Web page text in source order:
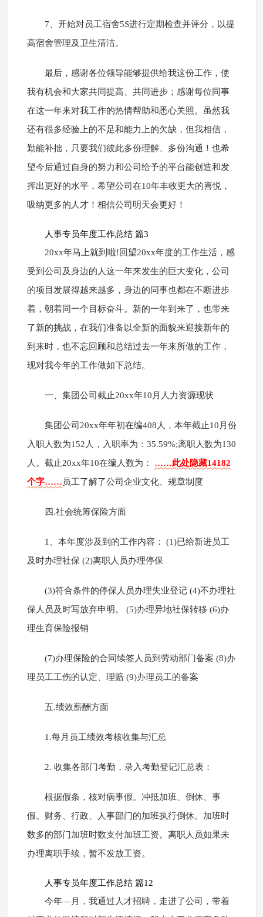
7、开始对员工宿舍5S进行定期检查并评分，以提
高宿舍管理及卫生清洁。
最后，感谢各位领导能够提供给我这份工作，使
我有机会和大家共同提高、共同进步；感谢每位同事
在这一年来对我工作的热情帮助和悉心关照。虽然我
还有很多经验上的不足和能力上的欠缺，但我相信，
勤能补拙，只要我们彼此多份理解、多份沟通！也希
望今后通过自身的努力和公司给予的平台能创造和发
挥出更好的水平，希望公司在10年丰收更大的喜悦，
吸纳更多的人才！相信公司明天会更好！
人事专员年度工作总结 篇3
20xx年马上就到啦!回望20xx年度的工作生活，感
受到公司及身边的人这一年来发生的巨大变化，公司
的项目发展得越来越多，身边的同事也都在不断进步
着，朝着同一个目标奋斗。新的一年到来了，也带来
了新的挑战，在我们准备以全新的面貌来迎接新年的
到来时，也不忘回顾和总结过去一年来所做的工作，
现对我今年的工作做如下总结。
一、集团公司截止20xx年10月人力资源现状
集团公司20xx年年初在编408人，本年截止10月份
入职人数为152人，入职率为：35.59%;离职人数为130
人。截止20xx年10在编人数为： ……此处隐藏14182
个字…… 员工了解了公司企业文化、规章制度
四.社会统筹保险方面
1、本年度涉及到的工作内容： (1)已给新进员工
及时办理社保 (2)离职人员办理停保
(3)符合条件的停保人员办理失业登记 (4)不办理社
保人员及时写放弃申明。 (5)办理异地社保转移 (6)办
理生育保险报销
(7)办理保险的合同续签人员到劳动部门备案 (8)办
理员工工伤的认定、理赔 (9)办理员工的备案
五.绩效薪酬方面
1.每月员工绩效考核收集与汇总
2. 收集各部门考勤，录入考勤登记汇总表：
根据假条，核对病事假。冲抵加班、倒休、事
假。财务、行政、人事部门的加班执行倒休。加班时
数多的部门加班时数支付加班工资。离职人员如果未
办理离职手续，暂不发放工资。
人事专员年度工作总结 篇12
今年—月，我通过人才招聘，走进了公司，带着